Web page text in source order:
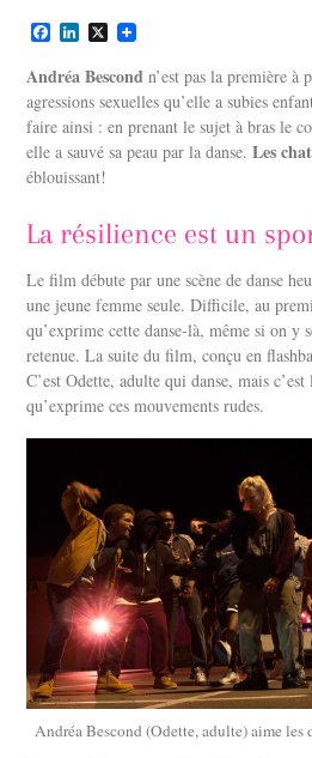
F
c
e
b
o
o
k
L
n
k
e
d
I
n
X
Andréa Bescond n’est pas la première à
agressions sexuelles qu’elle a subies
faire ainsi : en prenant le sujet à bras le
elle a sauvé sa peau par la danse.Les
éblouissant!
La résilience est un
Le film débute par une scène de danse
une jeune femme seule. Difficile, au
qu’exprime cette danse-là, même si on y
retenue. La suite du film, conçu en
C’est Odette, adulte qui danse, mais
qu’exprime ces mouvements rudes.
Andréa Bescond (Odette, adulte) aime les